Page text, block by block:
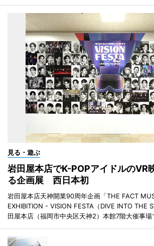
見る・遊ぶ
岩田屋本店でK-POPアイドルのVR
る企画展 西日本初
岩田屋本店天神開業90周年企画「THE FACT
EXHIBITION - VISION FESTA（DIVE INTO THE
田屋本店（福岡市中央区天神2）本館7階大催事場